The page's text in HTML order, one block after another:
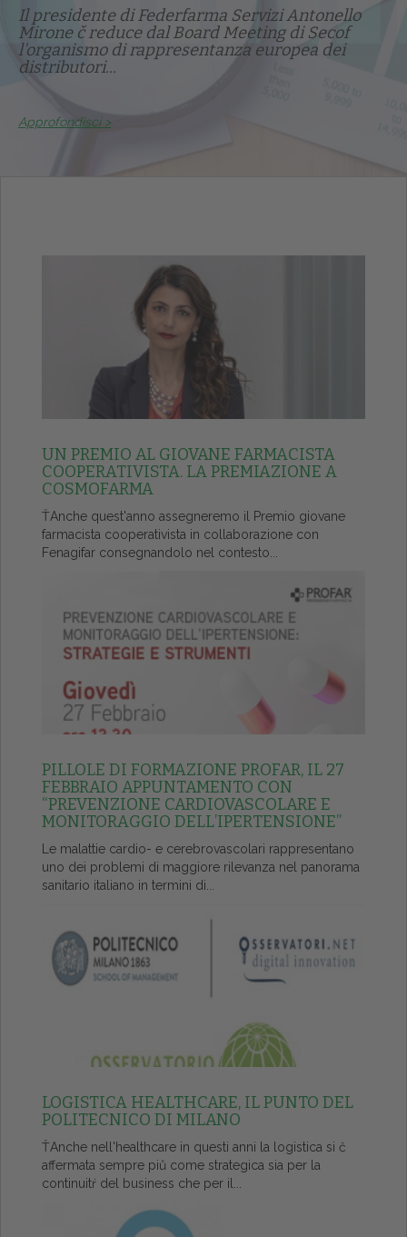
Il presidente di Federfarma Servizi Antonello
Mirone č reduce dal Board Meeting di Secof
l'organismo di rappresentanza europea dei
distributori...
Approfondisci >
UN PREMIO AL GIOVANE FARMACISTA
COOPERATIVISTA. LA PREMIAZIONE A
COSMOFARMA
ŤAnche quest'anno assegneremo il Premio giovane
farmacista cooperativista in collaborazione con
Fenagifar consegnandolo nel contesto...
PILLOLE DI FORMAZIONE PROFAR, IL 27
FEBBRAIO APPUNTAMENTO CON
“PREVENZIONE CARDIOVASCOLARE E
MONITORAGGIO DELL’IPERTENSIONE”
Le malattie cardio- e cerebrovascolari rappresentano
uno dei problemi di maggiore rilevanza nel panorama
sanitario italiano in termini di...
LOGISTICA HEALTHCARE, IL PUNTO DEL
POLITECNICO DI MILANO
ŤAnche nell'healthcare in questi anni la logistica si č
affermata sempre piů come strategica sia per la
continuitŕ del business che per il...